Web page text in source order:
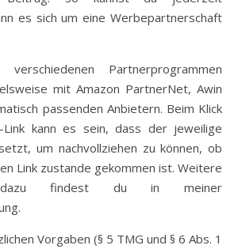
es sich um eine Werbepartnerschaft
Partnerprogrammen
mit Amazon PartnerNet, Awin
passenden Anbietern. Beim Klick
Link kann es sein, dass der jeweilige
um nachvollziehen zu können, ob
Link zustande gekommen ist. Weitere
dazu findest du in meiner
Vorgaben (§ 5 TMG und § 6 Abs. 1